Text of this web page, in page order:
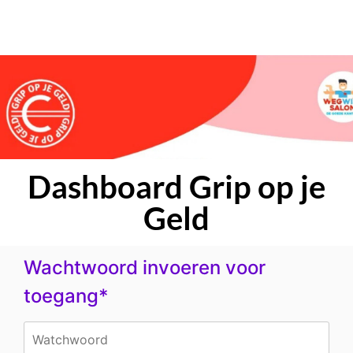
Dashboard Grip op je
Geld
Wachtwoord invoeren voor
toegang*